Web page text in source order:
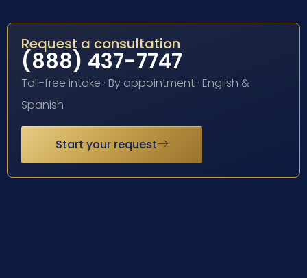
Request a consultation
(888) 437-7747
Toll-free intake · By appointment · English &
Spanish
Start your request